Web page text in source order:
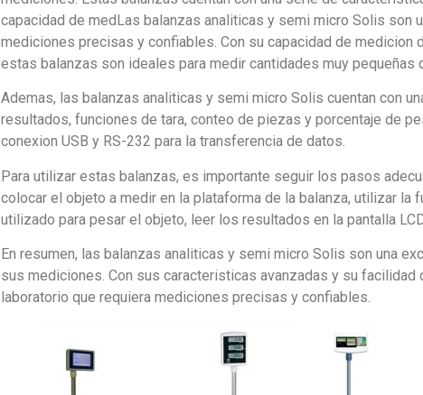
capacidad de medLas balanzas analiticas y semi micro Solis son
mediciones precisas y confiables. Con su capacidad de medicion
estas balanzas son ideales para medir cantidades muy pequeñas
Ademas, las balanzas analiticas y semi micro Solis cuentan con
resultados, funciones de tara, conteo de piezas y porcentaje de
conexion USB y RS-232 para la transferencia de datos.
Para utilizar estas balanzas, es importante seguir los pasos
colocar el objeto a medir en la plataforma de la balanza, utilizar
utilizado para pesar el objeto, leer los resultados en la pantalla
En resumen, las balanzas analiticas y semi micro Solis son una
sus mediciones. Con sus caracteristicas avanzadas y su
laboratorio que requiera mediciones precisas y confiables.